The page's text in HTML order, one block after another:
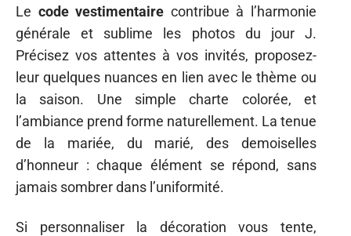
Le code vestimentaire contribue à l’harmonie
générale et sublime les photos du jour J.
Précisez vos attentes à vos invités, proposez-
leur quelques nuances en lien avec le thème ou
la saison. Une simple charte colorée, et
l’ambiance prend forme naturellement. La tenue
de la mariée, du marié, des demoiselles
d’honneur : chaque élément se répond, sans
jamais sombrer dans l’uniformité.
Si personnaliser la décoration vous tente,